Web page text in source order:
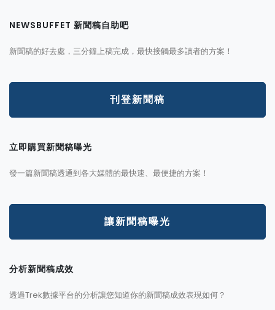
NEWSBUFFET 新聞稿自助吧
新聞稿的好去處，三分鐘上稿完成，最快接觸最多讀者的方案！
刊登新聞稿
立即購買新聞稿曝光
發一篇新聞稿透通到各大媒體的最快速、最便捷的方案！
讓新聞稿曝光
分析新聞稿成效
透過Trek數據平台的分析讓您知道你的新聞稿成效表現如何？